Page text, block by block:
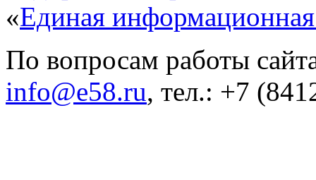
«Единая
По вопросам работы
info@e58.ru, тел.: +7